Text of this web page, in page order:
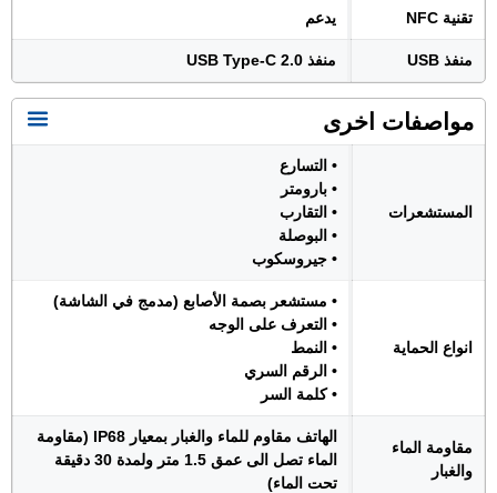
تقنية NFC يدعم
منفذ USB منفذ USB Type-C 2.0
مواصفات اخرى
المستشعرات
• التسارع
• بارومتر
• التقارب
• البوصلة
• جيروسكوب
انواع الحماية
• مستشعر بصمة الأصابع (مدمج في الشاشة)
• التعرف على الوجه
• النمط
• الرقم السري
• كلمة السر
مقاومة الماء
والغبار
الهاتف مقاوم للماء والغبار بمعيار IP68 (مقاومة
الماء تصل الى عمق 1.5 متر ولمدة 30 دقيقة
تحت الماء)